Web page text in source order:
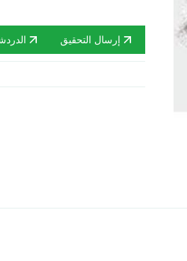
إرسال التحقيق